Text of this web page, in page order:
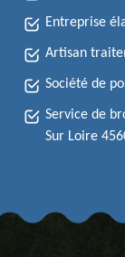
Entreprise
Artisan
Société de
Service de
Sur Loire